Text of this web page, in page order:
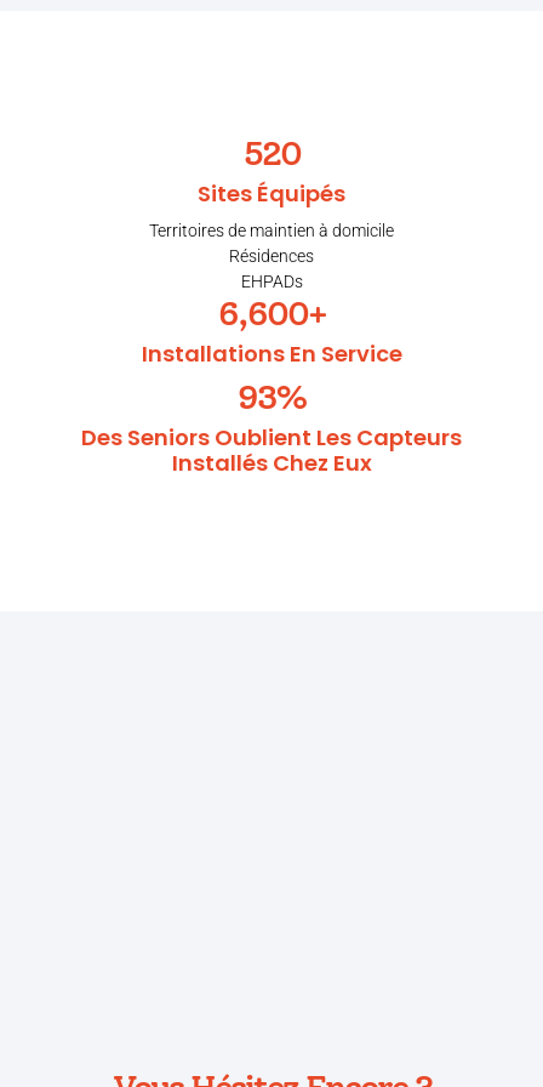
520
Sites Équipés
Territoires de maintien à domicile
Résidences
EHPADs
6,600+
Installations En Service
93%
Des Seniors Oublient Les Capteurs
Installés Chez Eux